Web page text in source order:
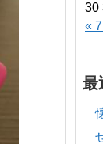
« 7
30
最